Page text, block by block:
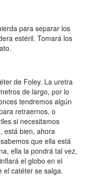
para separar los
estéril. Tomará los
de Foley. La uretra
de largo, por lo
tendremos algún
retraernos, o
si necesitamos
está bien, ahora
que ella está
ella la pondrá tal vez,
el globo en el
el catéter se salga.